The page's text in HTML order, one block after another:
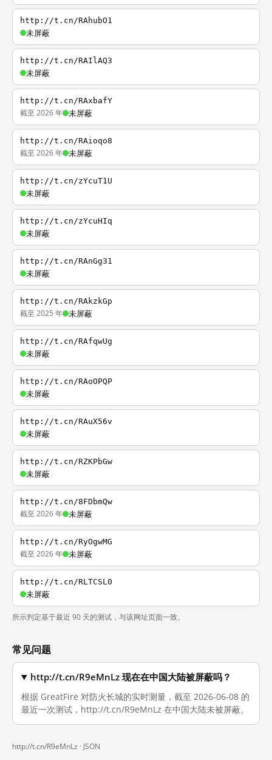
http://t.cn/RAhubO1
未屏蔽
http://t.cn/RAIlAQ3
未屏蔽
http://t.cn/RAxbafY
截至 2026 年 未屏蔽
http://t.cn/RAioqo8
截至 2026 年 未屏蔽
http://t.cn/zYcuT1U
未屏蔽
http://t.cn/zYcuHIq
未屏蔽
http://t.cn/RAnGg31
未屏蔽
http://t.cn/RAkzkGp
截至 2025 年 未屏蔽
http://t.cn/RAfqwUg
未屏蔽
http://t.cn/RAoOPQP
未屏蔽
http://t.cn/RAuX56v
未屏蔽
http://t.cn/RZKPbGw
未屏蔽
http://t.cn/8FDbmQw
截至 2026 年 未屏蔽
http://t.cn/RyOgwMG
截至 2026 年 未屏蔽
http://t.cn/RLTCSL0
未屏蔽
所示判定基于最近 90 天的测试，与该网址页面一致。
常见问题
http://t.cn/R9eMnLz 现在在中国大陆被屏蔽吗？
根据 GreatFire 对防火长城的实时测量，截至 2026-06-08 的
最近一次测试，http://t.cn/R9eMnLz 在中国大陆未被屏蔽。
http://t.cn/R9eMnLz · JSON